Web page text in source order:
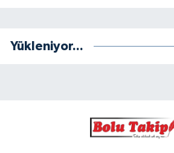
Yükleniyor...